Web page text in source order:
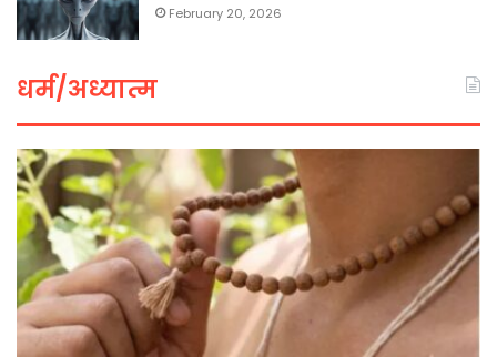
February 20, 2026
धर्म/अध्यात्म